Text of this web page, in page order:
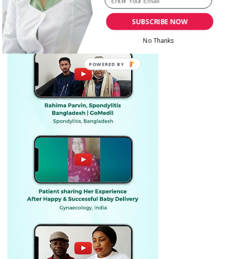
SUBSCRIBE NOW
No Thanks
POWERED BY